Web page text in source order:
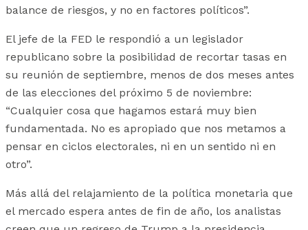
balance de riesgos, y no en factores políticos”.
El jefe de la FED le respondió a un legislador
republicano sobre la posibilidad de recortar tasas en
su reunión de septiembre, menos de dos meses antes
de las elecciones del próximo 5 de noviembre:
“Cualquier cosa que hagamos estará muy bien
fundamentada. No es apropiado que nos metamos a
pensar en ciclos electorales, ni en un sentido ni en
otro”.
Más allá del relajamiento de la política monetaria que
el mercado espera antes de fin de año, los analistas